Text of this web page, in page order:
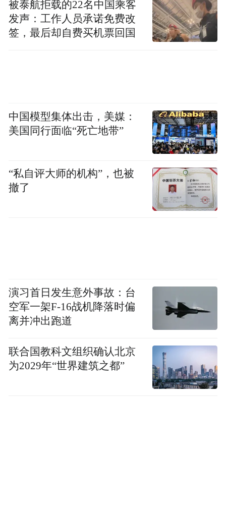
被泰航拒载的22名中国乘客
发声：工作人员承诺免费改
签，最后却自费买机票回国
中国模型集体出击，美媒：
美国同行面临“死亡地带”
“私自评大师的机构”，也被
撤了
演习首日发生意外事故：台
空军一架F-16战机降落时偏
离并冲出跑道
联合国教科文组织确认北京
为2029年“世界建筑之都”